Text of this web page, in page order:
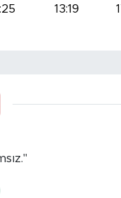
13:19